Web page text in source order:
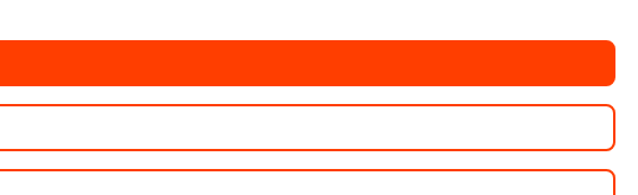
které můžete sledovat v Lepší.TV.